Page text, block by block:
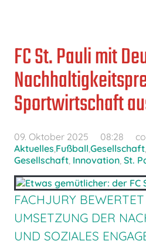
FC St. Pauli mit
Sportwirtschaft
09. Oktober 2025 08:28
Aktuelles,Fußball,Gesellschaft,
Gesellschaft, Innovation, St.
FACHJURY
UMSETZUNG DER
UND SOZIALES